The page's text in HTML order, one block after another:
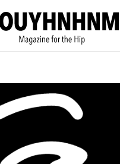
BLOG SNAP
ション、カルチャー、ライフスタイルWEB
#古着サミット